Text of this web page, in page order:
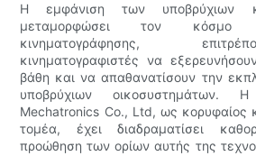
Η εμφάνιση των υποβρύχιων
μεταμορφώσει τον κόσμο
κινηματογράφησης,
κινηματογραφιστές να
βάθη και να απαθανατίσουν την
υποβρύχιων οικοσυστημάτων.
Mechatronics Co., Ltd, ως κορυφαίος
τομέα, έχει διαδραματίσει
προώθηση των ορίων αυτής της